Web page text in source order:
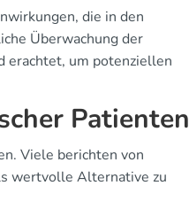
die in den
Überwachung der
erachtet, um potenziellen
Patienten
Viele berichten von
wertvolle Alternative zu